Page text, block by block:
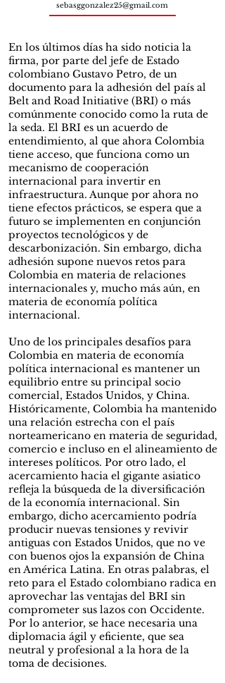
sebasggonzalez25@gmail.com
En los últimos días ha sido noticia la
firma, por parte del jefe de Estado
colombiano Gustavo Petro, de un
documento para la adhesión del país al
Belt and Road Initiative (BRI) o más
comúnmente conocido como la ruta de
la seda. El BRI es un acuerdo de
entendimiento, al que ahora Colombia
tiene acceso, que funciona como un
mecanismo de cooperación
internacional para invertir en
infraestructura. Aunque por ahora no
tiene efectos prácticos, se espera que a
futuro se implementen en conjunción
proyectos tecnológicos y de
descarbonización. Sin embargo, dicha
adhesión supone nuevos retos para
Colombia en materia de relaciones
internacionales y, mucho más aún, en
materia de economía política
internacional.
Uno de los principales desafíos para
Colombia en materia de economía
política internacional es mantener un
equilibrio entre su principal socio
comercial, Estados Unidos, y China.
Históricamente, Colombia ha mantenido
una relación estrecha con el país
norteamericano en materia de seguridad,
comercio e incluso en el alineamiento de
intereses políticos. Por otro lado, el
acercamiento hacia el gigante asiatico
refleja la búsqueda de la diversificación
de la economía internacional. Sin
embargo, dicho acercamiento podría
producir nuevas tensiones y revivir
antiguas con Estados Unidos, que no ve
con buenos ojos la expansión de China
en América Latina. En otras palabras, el
reto para el Estado colombiano radica en
aprovechar las ventajas del BRI sin
comprometer sus lazos con Occidente.
Por lo anterior, se hace necesaria una
diplomacia ágil y eficiente, que sea
neutral y profesional a la hora de la
toma de decisiones.